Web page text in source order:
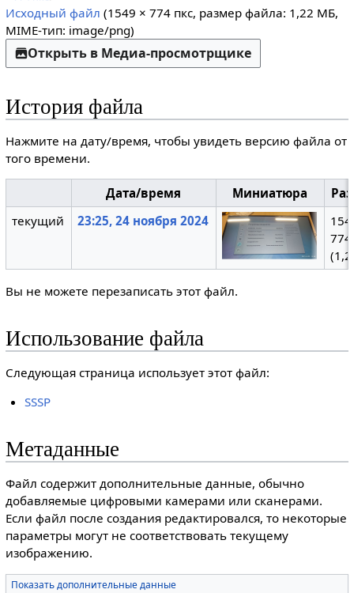
Исходный файл (1549 × 774 пкс, размер файла: 1,22 МБ,
MIME-тип: image/png)
Открыть в Медиа-просмотрщике
История файла
Нажмите на дату/время, чтобы увидеть версию файла от
того времени.
Дата/время Миниатюра
текущий
23:25, 24 ноября 2024
774
Вы не можете перезаписать этот файл.
Использование файла
Следующая страница использует этот файл:
SSSP
Метаданные
Файл содержит дополнительные данные, обычно
добавляемые цифровыми камерами или сканерами.
Если файл после создания редактировался, то некоторые
параметры могут не соответствовать текущему
изображению.
Показать дополнительные данные